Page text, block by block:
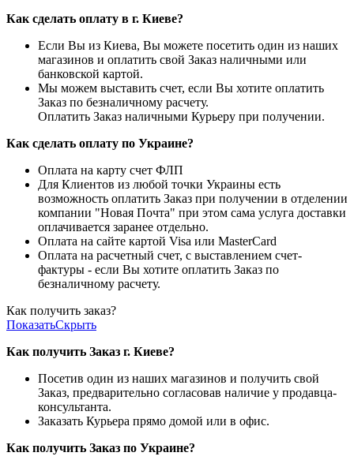
Как сделать оплату в г. Киеве?
Если Вы из Киева, Вы можете посетить один из наших
магазинов и оплатить свой Заказ наличными или
банковской картой.
Мы можем выставить счет, если Вы хотите оплатить
Заказ по безналичному расчету.
Оплатить Заказ наличными Курьеру при получении.
Как сделать оплату по Украине?
Оплата на карту счет ФЛП
Для Клиентов из любой точки Украины есть
возможность оплатить Заказ при получении в отделении
компании "Новая Почта" при этом сама услуга доставки
оплачивается заранее отдельно.
Оплата на сайте картой Visa или MasterCard
Оплата на расчетный счет, с выставлением счет-
фактуры - если Вы хотите оплатить Заказ по
безналичному расчету.
Как получить заказ?
ПоказатьСкрыть
Как получить Заказ г. Киеве?
Посетив один из наших магазинов и получить свой
Заказ, предварительно согласовав наличие у продавца-
консультанта.
Заказать Курьера прямо домой или в офис.
Как получить Заказ по Украине?